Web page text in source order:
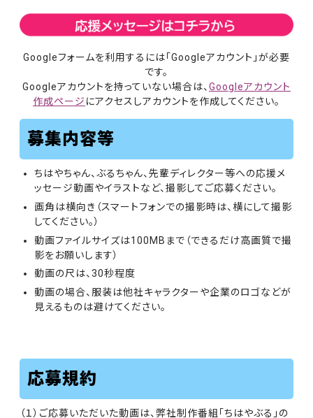
Googleフォームを利用するには「Googleアカウント」が必要
です。
Googleアカウントを持っていない場合は、Googleアカウント
作成ページ にアクセスしアカウントを作成してください。
募集内容等
ちはやちゃん、ぶるちゃん、先輩ディレクター等への応援メ
ッセージ動画やイラストなど、撮影してご応募ください。
画角は横向き（スマートフォンでの撮影時は、横にして撮影
してください。）
動画ファイルサイズは100MBまで（できるだけ高画質で撮
影をお願いします）
動画の尺は、30秒程度
動画の場合、服装は他社キャラクターや企業のロゴなどが
見えるものは避けてください。
応募規約
（１）ご応募いただいた動画は、弊社制作番組「ちはやぶる」の